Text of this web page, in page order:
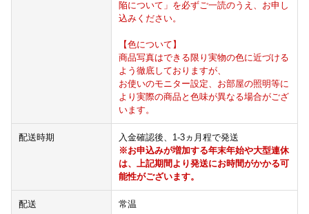
陥について」を必ずご一読のうえ、お申し
込みください。
【色について】
商品写真はできる限り実物の色に近づける
よう徹底しておりますが、
お使いのモニター設定、お部屋の照明等に
より実際の商品と色味が異なる場合がござ
います。
配送時期
入金確認後、1-3ヵ月程で発送
※お申込みが増加する年末年始や大型連休
は、上記期間より発送にお時間がかかる可
能性がございます。
配送 常温